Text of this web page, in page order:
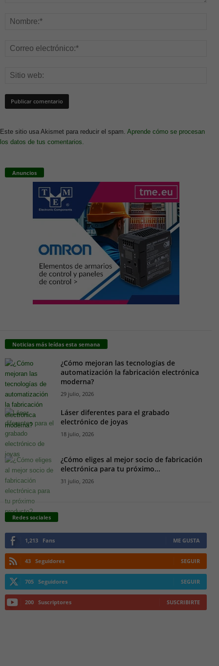
Este sitio usa Akismet para reducir el spam. Aprende cómo se procesan
los datos de tus comentarios.
Anuncios
Noticias más leídas esta semana
¿Cómo mejoran las tecnologías de
automatización la fabricación electrónica
moderna?
29 julio, 2026
Láser diferentes para el grabado
electrónico de joyas
18 julio, 2026
¿Cómo eliges al mejor socio de fabricación
electrónica para tu próximo...
31 julio, 2026
Redes sociales
1,213 Fans ME GUSTA
43 Seguidores SEGUIR
705 Seguidores SEGUIR
200 Suscriptores SUSCRIBIRTE